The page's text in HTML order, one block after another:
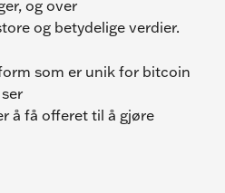
og over
og betydelige verdier.
som er unik for bitcoin
å få offeret til å gjøre